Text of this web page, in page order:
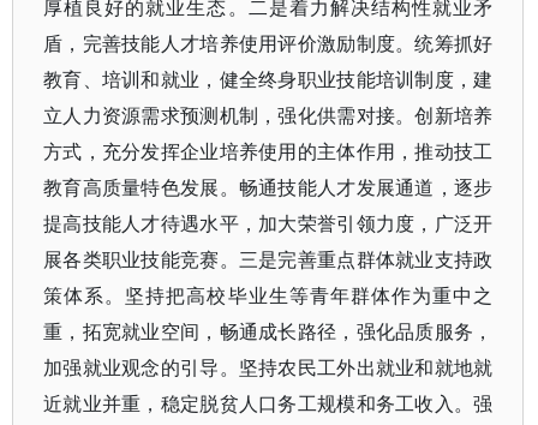
厚植良好的就业生态。二是着力解决结构性就业矛
盾，完善技能人才培养使用评价激励制度。统筹抓好
教育、培训和就业，健全终身职业技能培训制度，建
立人力资源需求预测机制，强化供需对接。创新培养
方式，充分发挥企业培养使用的主体作用，推动技工
教育高质量特色发展。畅通技能人才发展通道，逐步
提高技能人才待遇水平，加大荣誉引领力度，广泛开
展各类职业技能竞赛。三是完善重点群体就业支持政
策体系。坚持把高校毕业生等青年群体作为重中之
重，拓宽就业空间，畅通成长路径，强化品质服务，
加强就业观念的引导。坚持农民工外出就业和就地就
近就业并重，稳定脱贫人口务工规模和务工收入。强